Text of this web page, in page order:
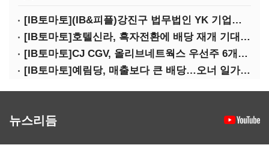
[IB토마토](IB&피플)강진구 법무법인 YK 기업거버넌스센터 센터장
[IB토마토]호텔신라, 흑자전환에 배당 재개 기대감…삼성생명도 웃을까
[IB토마토]CJ CGV, 올리브네트웍스 우선주 6개월 만에 상환…왜?
[IB토마토]예림당, 매출보다 큰 배당…오너 일가에 절반 간다
뉴스리듬